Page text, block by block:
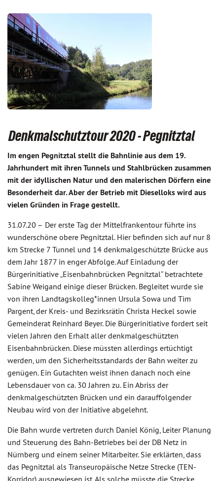
Denkmalschutztour 2020 - Pegnitztal
Im engen Pegnitztal stellt die Bahnlinie aus dem 19.
Jahrhundert mit ihren Tunnels und Stahlbrücken zusammen
mit der idyllischen Natur und den malerischen Dörfern eine
Besonderheit dar. Aber der Betrieb mit Dieselloks wird aus
vielen Gründen in Frage gestellt.
31.07.20 – Der erste Tag der Mittelfrankentour führte ins
wunderschöne obere Pegnitztal. Hier befinden sich auf nur 8
km Strecke 7 Tunnel und 14 denkmalgeschützte Brücke aus
dem Jahr 1877 in enger Abfolge. Auf Einladung der
Bürgerinitiative „Eisenbahnbrücken Pegnitztal“ betrachtete
Sabine Weigand einige dieser Brücken. Begleitet wurde sie
von ihren Landtagskolleg*innen Ursula Sowa und Tim
Pargent, der Kreis- und Bezirksrätin Christa Heckel sowie
Gemeinderat Reinhard Beyer. Die Bürgerinitiative fordert seit
vielen Jahren den Erhalt aller denkmalgeschützten
Eisenbahnbrücken. Diese müssten allerdings ertüchtigt
werden, um den Sicherheitsstandards der Bahn weiter zu
genügen. Ein Gutachten weist ihnen danach noch eine
Lebensdauer von ca. 30 Jahren zu. Ein Abriss der
denkmalgeschützten Brücken und ein darauffolgender
Neubau wird von der Initiative abgelehnt.
Die Bahn wurde vertreten durch Daniel König, Leiter Planung
und Steuerung des Bahn-Betriebes bei der DB Netz in
Nürnberg und einem seiner Mitarbeiter. Sie erklärten, dass
das Pegnitztal als Transeuropäische Netze Strecke (TEN-